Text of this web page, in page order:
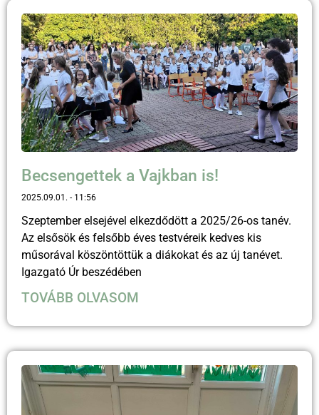
Becsengettek a Vajkban is!
2025.09.01. 11:56
Szeptember elsejével elkezdődött a 2025/26-os tanév.
Az elsősök és felsőbb éves testvéreik kedves kis
műsorával köszöntöttük a diákokat és az új tanévet.
Igazgató Úr beszédében
TOVÁBB OLVASOM